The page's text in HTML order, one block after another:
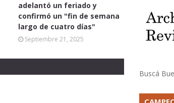
adelantó un feriado y
confirmó un "fin de semana
largo de cuatro días"
Septiembre 21, 2025
Buscá